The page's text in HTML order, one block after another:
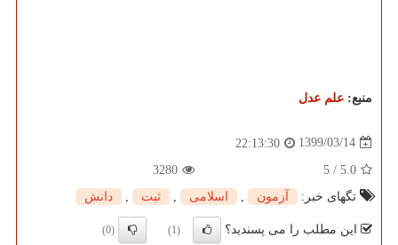
منبع: علم عدل
1399/03/14
22:13:30
5.0
/
5
3280
تگهای خبر:
آزمون اسلامی ثبت دانش
این مطلب را می پسندید؟ (1)
(0)